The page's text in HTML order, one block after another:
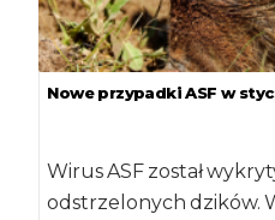
Nowe przypadki ASF w
Wirus ASF został
odstrzelonych dzików.